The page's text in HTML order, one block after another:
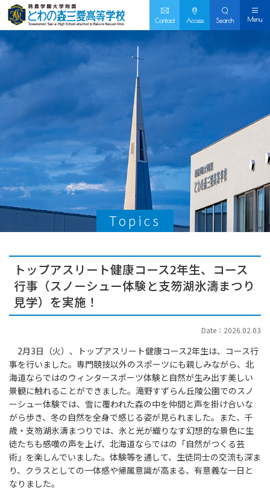
Contact Access Search Menu
Topics
トップアスリート健康コース2年生、コース
行事（スノーシュー体験と支笏湖氷濤まつり
見学）を実施！
Date：2026.02.03
2月3日（火）、トップアスリート健康コース2年生は、コース行
事を行いました。専門競技以外のスポーツにも親しみながら、 北
海道ならではのウィンタースポーツ体験と自然が生み出す美しい
景観に触れることができました。 滝野すずらん丘陵公園でのスノ
ーシュー体験では、 雪に覆われた森の中を仲間と声を掛け合いな
がら歩き、 冬の自然を全身で感じる姿が見られました。また、千
歳・ 支笏湖氷濤まつりでは、 氷と光が織りなす幻想的な景色に生
徒たちも感嘆の声を上げ、 北海道ならではの「自然がつくる芸
術」を楽しんでいました。体験等を通して、生徒同士の交流も深ま
り、 クラスとしての一体感や帰属意識が高まる、 有意義な一日と
なりました。